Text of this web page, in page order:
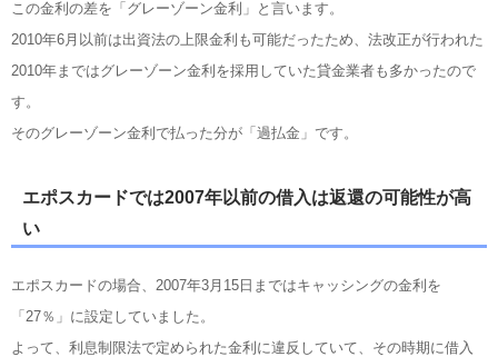
この金利の差を「グレーゾーン金利」と言います。
2010年6月以前は出資法の上限金利も可能だったため、法改正が行われた
2010年まではグレーゾーン金利を採用していた貸金業者も多かったので
す。
そのグレーゾーン金利で払った分が「過払金」です。
エポスカードでは2007年以前の借入は返還の可能性が高
い
エポスカードの場合、2007年3月15日まではキャッシングの金利を
「27％」に設定していました。
よって、利息制限法で定められた金利に違反していて、その時期に借入